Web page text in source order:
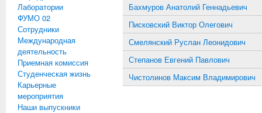
Лаборатории
ФУМО 02
Сотрудники
Международная
деятельность
Приемная комиссия
Студенческая жизнь
Карьерные
мероприятия
Наши выпускники
Бахмуров Анатолий Геннадьевич
Писковский Виктор Олегович
Смелянский Руслан Леонидович
Степанов Евгений Павлович
Чистолинов Максим Владимирович